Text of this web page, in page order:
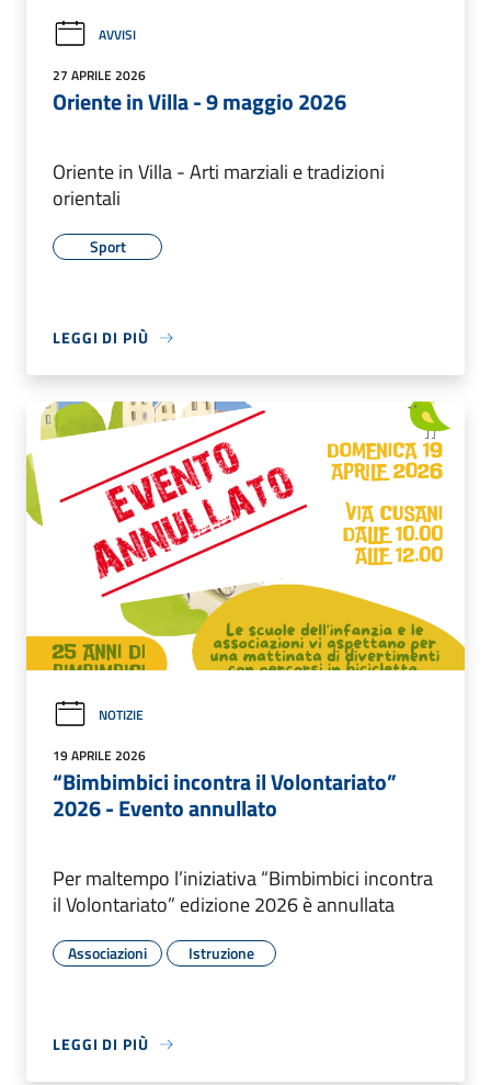
AVVISI
27 APRILE 2026
Oriente in Villa - 9 maggio 2026
Oriente in Villa - Arti marziali e tradizioni
orientali
Sport
LEGGI DI PIÙ
NOTIZIE
19 APRILE 2026
“Bimbimbici incontra il Volontariato”
2026 - Evento annullato
Per maltempo l’iniziativa “Bimbimbici incontra
il Volontariato” edizione 2026 è annullata
Associazioni Istruzione
LEGGI DI PIÙ